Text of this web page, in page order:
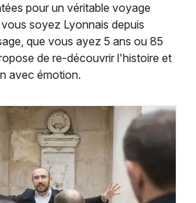
pour un véritable voyage
soyez Lyonnais depuis
que vous ayez 5 ans ou 85
de re-découvrir l'histoire et
avec émotion.